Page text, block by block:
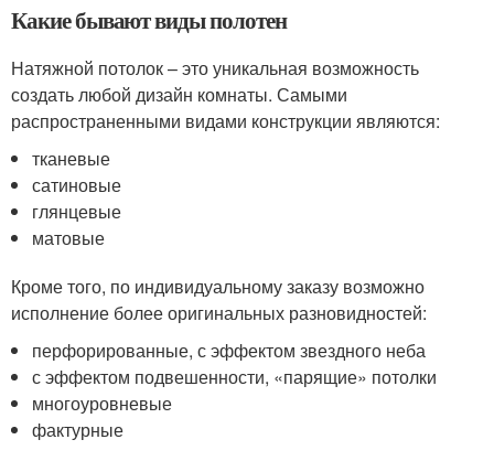
Какие бывают виды полотен
Натяжной потолок – это уникальная возможность
создать любой дизайн комнаты. Самыми
распространенными видами конструкции являются:
тканевые
сатиновые
глянцевые
матовые
Кроме того, по индивидуальному заказу возможно
исполнение более оригинальных разновидностей:
перфорированные, с эффектом звездного неба
с эффектом подвешенности, «парящие» потолки
многоуровневые
фактурные